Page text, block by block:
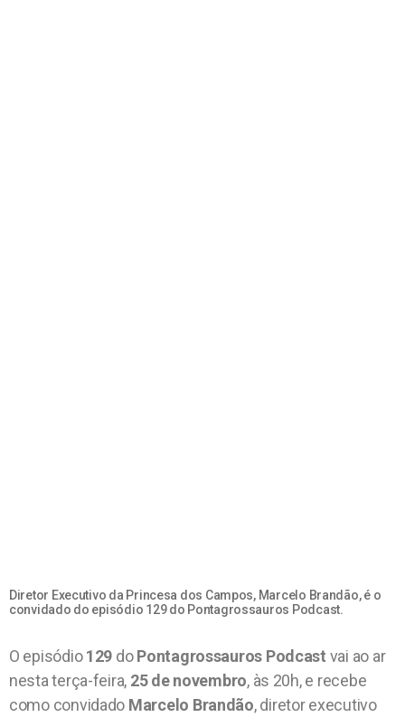
Diretor Executivo da Princesa dos Campos, Marcelo Brandão, é o
convidado do episódio 129 do Pontagrossauros Podcast.
O episódio129 doPontagrossauros Podcast vai ao ar
nesta terça-feira, 25 de novembro, às 20h, e recebe
como convidado Marcelo Brandão, diretor executivo